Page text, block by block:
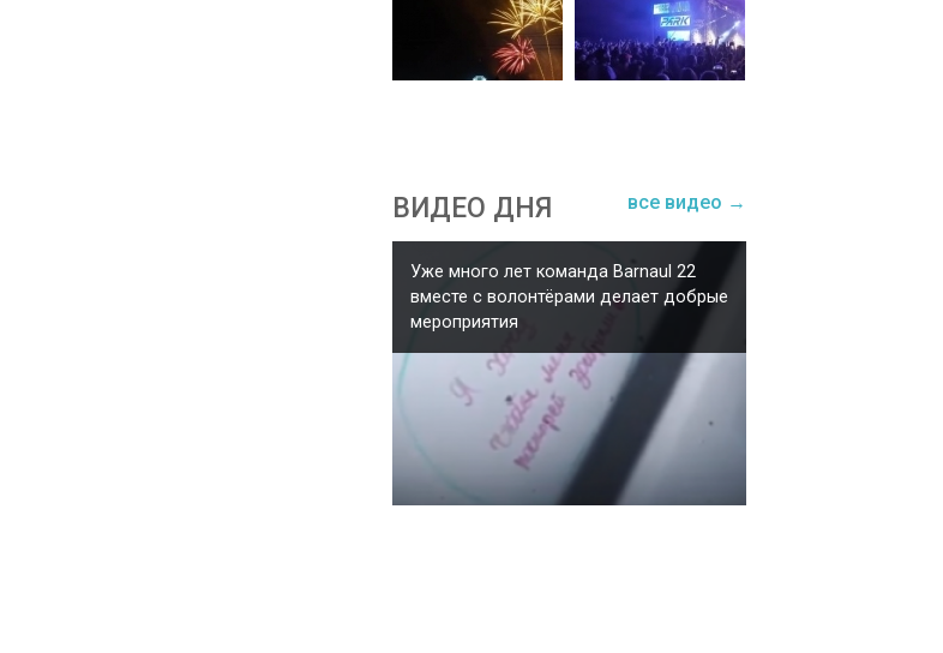
ВИДЕО ДНЯ все видео →
Уже много лет команда Barnaul 22
вместе с волонтёрами делает добрые
мероприятия